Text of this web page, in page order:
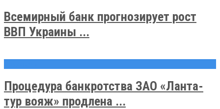
Всемирный банк прогнозирует рост
ВВП Украины ...
Процедура банкротства ЗАО «Ланта-
тур вояж» продлена ...